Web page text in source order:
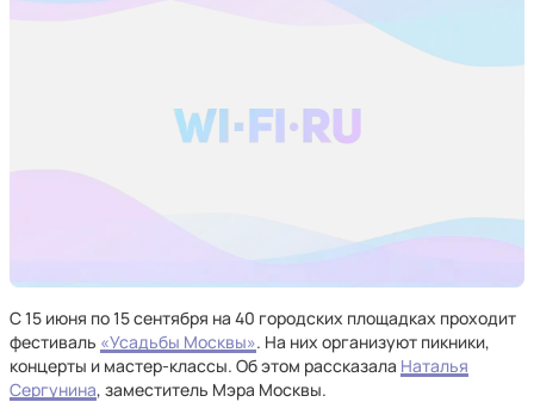
С 15 июня по 15 сентября на 40 городских площадках проходит
фестиваль «Усадьбы Москвы». На них организуют пикники,
концерты и мастер-классы. Об этом рассказала Наталья
Сергунина, заместитель Мэра Москвы.